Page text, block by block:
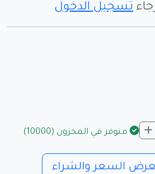
تسجيل الدخول
متوفر في المخزون (10000)
السعر والشراء